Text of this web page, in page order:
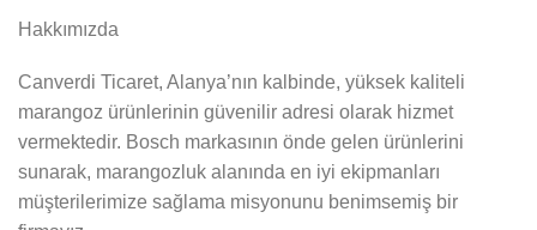
Hakkımızda
Canverdi Ticaret, Alanya’nın kalbinde, yüksek kaliteli
marangoz ürünlerinin güvenilir adresi olarak hizmet
vermektedir. Bosch markasının önde gelen ürünlerini
sunarak, marangozluk alanında en iyi ekipmanları
müşterilerimize sağlama misyonunu benimsemiş bir